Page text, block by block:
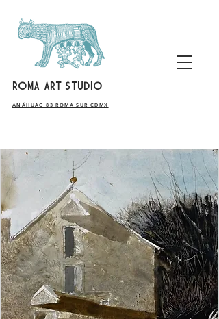
ROMA ART STUDIO
​ANÁHUAC 83 ROMA SUR CDMX